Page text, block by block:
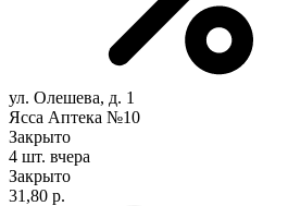
ул. Олешева, д. 1
Ясса Аптека №10
Закрыто
4 шт. вчера
Закрыто
31,80 р.